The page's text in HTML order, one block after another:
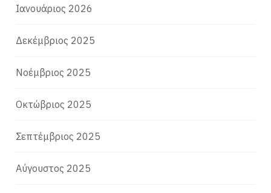
Ιανουάριος 2026
Δεκέμβριος 2025
Νοέμβριος 2025
Οκτώβριος 2025
Σεπτέμβριος 2025
Αύγουστος 2025